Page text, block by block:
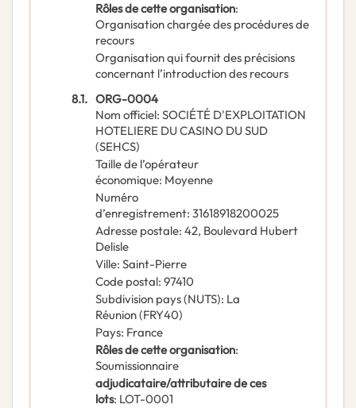
Rôles de cette organisation:
Organisation chargée des procédures de
recours
Organisation qui fournit des précisions
concernant l’introduction des recours
8.1. ORG-0004
Nom officiel: SOCIÉTÉ D'EXPLOITATION
HOTELIERE DU CASINO DU SUD
(SEHCS)
Taille de l’opérateur
économique: Moyenne
Numéro
d’enregistrement: 31618918200025
Adresse postale: 42, Boulevard Hubert
Delisle
Ville: Saint-Pierre
Code postal: 97410
Subdivision pays (NUTS): La
Réunion(FRY40)
Pays: France
Rôles de cette organisation:
Soumissionnaire
adjudicataire/attributaire de ces
lots: LOT-0001